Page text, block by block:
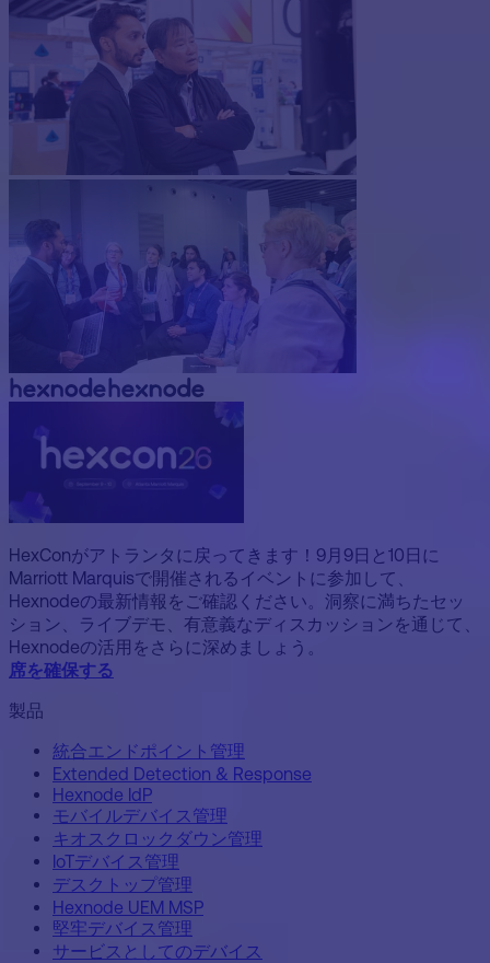
HexConがアトランタに戻ってきます！9月9日と10日に
Marriott Marquisで開催されるイベントに参加して、
Hexnodeの最新情報をご確認ください。洞察に満ちたセッ
ション、ライブデモ、有意義なディスカッションを通じて、
Hexnodeの活用をさらに深めましょう。
席を確保する
製品
統合エンドポイント管理
Extended Detection & Response
Hexnode IdP
モバイルデバイス管理
キオスクロックダウン管理
IoTデバイス管理
デスクトップ管理
Hexnode UEM MSP
堅牢デバイス管理
サービスとしてのデバイス